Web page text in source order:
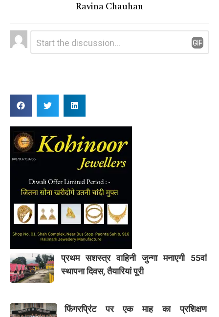
Ravina Chauhan
Leave
a
Comment
प्रथम सशस्त्र वाहिनी जुन्गा मनाएगी 55वां
स्थापना दिवस, तैयारियां पूरी
फिंगरप्रिंट पर एक माह का प्रशिक्षण